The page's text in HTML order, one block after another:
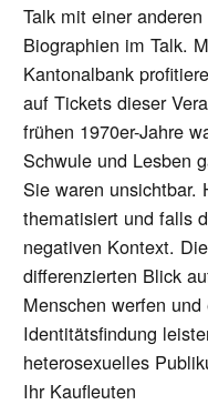
Talk mit einer
Biographien im Talk.
Kantonalbank
auf Tickets dieser
frühen 1970er-Jahre
Schwule und Lesben
Sie waren unsichtbar.
thematisiert und falls
negativen Kontext.
differenzierten Blick
Menschen werfen
Identitätsfindung
heterosexuelles
Ihr Kaufleuten